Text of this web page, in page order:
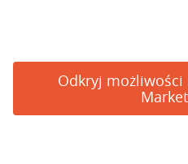
Odkryj